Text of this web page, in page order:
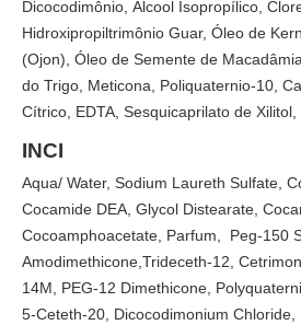
Dicocodimônio, Álcool Isopropílico,
Hidroxipropiltrimônio Guar, Óleo de
(Ojon), Óleo de Semente de
do Trigo, Meticona, Poliquaternio-10,
Cítrico, EDTA, Sesquicaprilato de Xilitol,
INCI
Aqua/ Water, Sodium Laureth Sulfate,
Cocamide DEA, Glycol Distearate,
Cocoamphoacetate, Parfum, Peg-150
Amodimethicone,Trideceth-12,
14M, PEG-12 Dimethicone,
5-Ceteth-20, Dicocodimonium